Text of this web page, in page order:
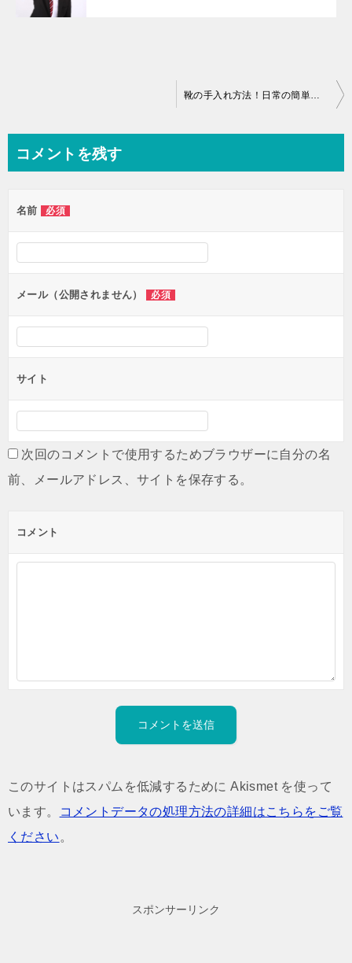
ビ
ー
シ
ン
靴の手入れ方法！日常の簡単テクニック紹介 動画あり
コメントを残す
名前 必須
メール（公開されません） 必須
サイト
次回のコメントで使用するためブラウザーに自分の名
前、メールアドレス、サイトを保存する。
コメント
このサイトはスパムを低減するために Akismet を使って
います。
コメントデータの処理方法の詳細はこちらをご覧
ください 。
スポンサーリンク